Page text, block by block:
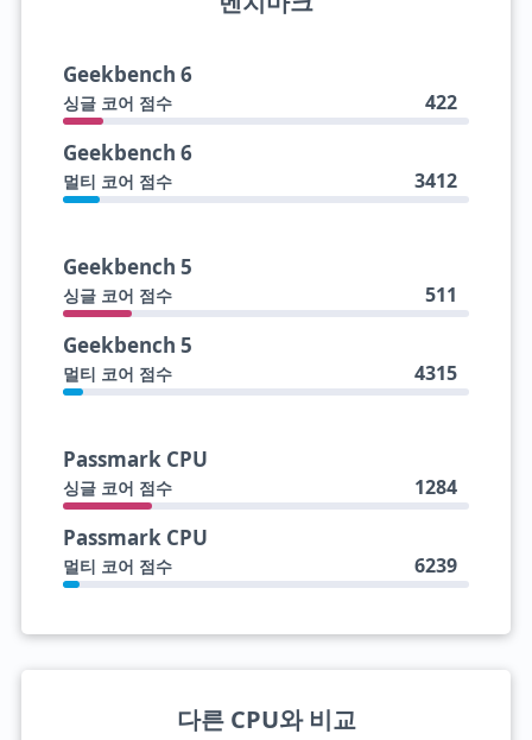
Geekbench 6
싱글 코어 점수 422
Geekbench 6
멀티 코어 점수 3412
Geekbench 5
싱글 코어 점수 511
Geekbench 5
멀티 코어 점수 4315
Passmark CPU
싱글 코어 점수 1284
Passmark CPU
멀티 코어 점수 6239
다른 CPU와 비교